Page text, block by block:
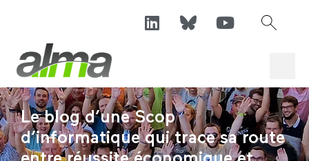
Le blog d’une Scop
d’informatique qui trace sa route